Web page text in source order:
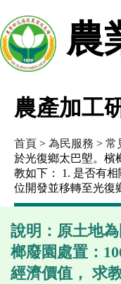
農
農產加工
首頁 > 為民服務 > 常
於光復鄉太巴塱。檳
教如下： 1. 是否有
位開發並移轉至光復
說明：原土地
榔廢園處置：
經濟價值， 求